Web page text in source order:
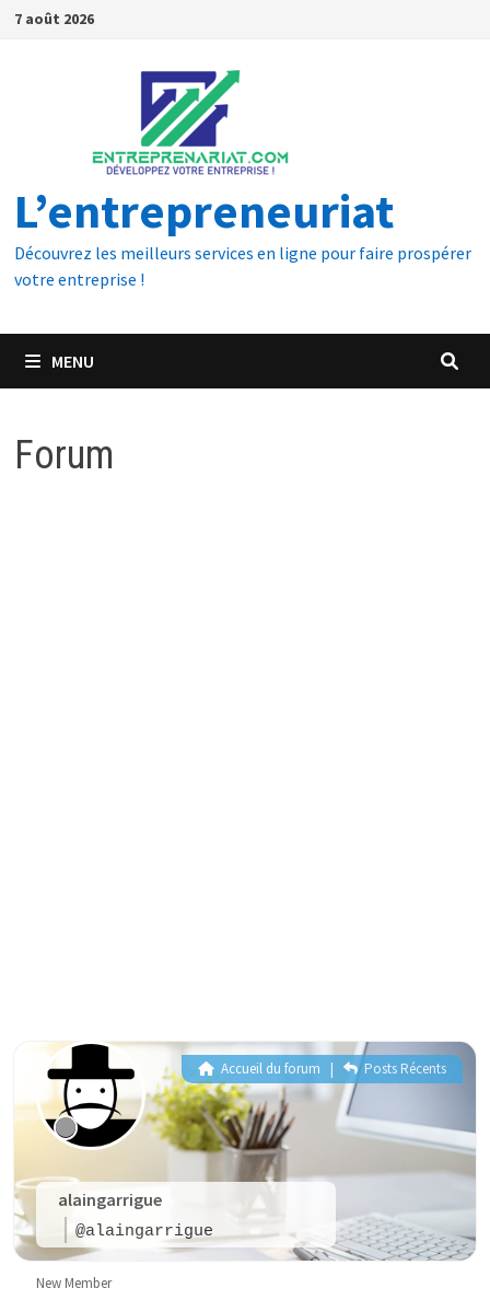
7 août 2026
L’entrepreneuriat
Découvrez les meilleurs services en ligne pour faire prospérer
votre entreprise !
MENU
Forum
alaingarrigue
@alaingarrigue
Accueil du forum | Posts Récents
New Member